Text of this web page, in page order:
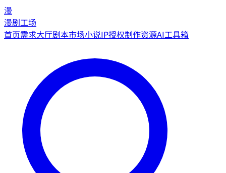
漫
漫剧工场
首页需求大厅剧本市场小说IP授权制作资源AI工具箱